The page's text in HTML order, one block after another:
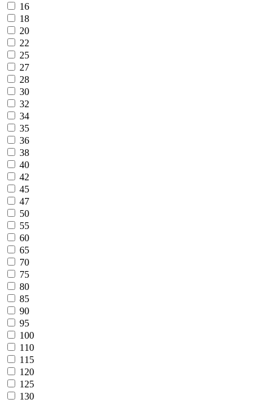
16
18
20
22
25
27
28
30
32
34
35
36
38
40
42
45
47
50
55
60
65
70
75
80
85
90
95
100
110
115
120
125
130